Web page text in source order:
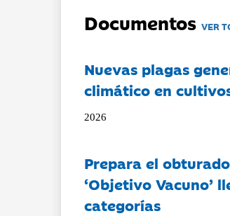
DocumentosVER
Nuevas plagas
climático en
2026
Prepara el
‘Objetivo Vacuno’
categorías